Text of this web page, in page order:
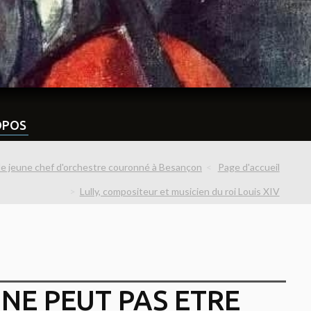
jeune chef d'orchestre couronné à Besançon Page d'accueil
Lully, compositeur et musicien du roi Louis XIV
PEUT PAS ETRE